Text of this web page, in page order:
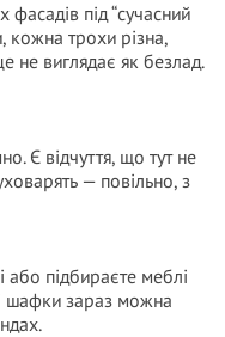
під “сучасний
кожна трохи різна,
не виглядає як безлад.
Є відчуття, що тут не
— повільно, з
підбираєте меблі
шафки зараз можна